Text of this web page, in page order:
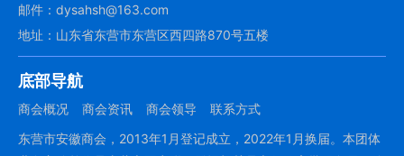
邮件：dysahsh@163.com
地址：山东省东营市东营区西四路870号五楼
底部导航
商会概况 商会资讯 商会领导
联系方式
东营市安徽商会，2013年1月登记成立，2022年1月换届。本团体